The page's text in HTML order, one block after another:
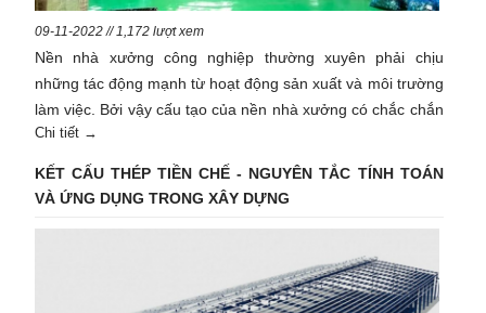
09-11-2022 // 1,172 lượt xem
Nền nhà xưởng công nghiệp thường xuyên phải chịu
những tác động mạnh từ hoạt động sản xuất và môi trường
làm việc. Bởi vậy cấu tạo của nền nhà xưởng có chắc chắn
hay không cũng là yếu tố ảnh hưởng phần lớn đến năng
suất lao động và chất lượng của sản phẩm.
Chi tiết →
KẾT CẤU THÉP TIỀN CHẾ - NGUYÊN TẮC TÍNH TOÁN
VÀ ỨNG DỤNG TRONG XÂY DỰNG